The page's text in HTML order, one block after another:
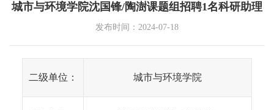
城市与环境学院沈国锋/陶澍课题组招聘1名科研助理
发布时间：2024-07-18
二级单位： 城市与环境学院